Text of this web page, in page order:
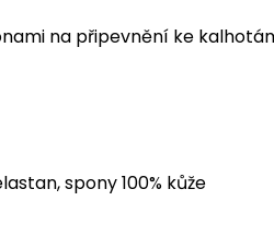
na připevnění ke
spony 100% kůže